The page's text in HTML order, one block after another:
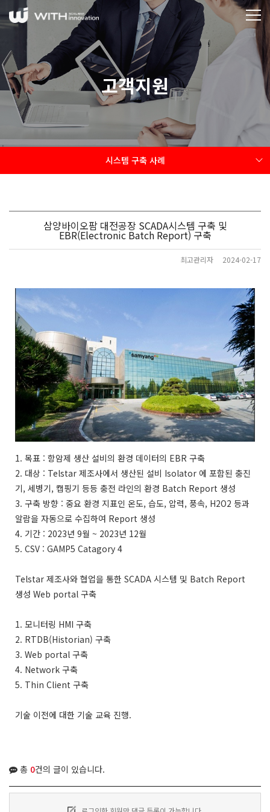
고객지원
시스템 구축 사례
삼양바이오팜 대전공장 SCADA시스템 구축 및
EBR(Electronic Batch Report) 구축
최고관리자 2024-02-17
1. 목표 : 항암제 생산 설비의 환경 데이터의 EBR 구축
2. 대상 : Telstar 제조사에서 생산된 설비 Isolator 에 포함된 충진
기, 세병기, 캡핑기 등등 충전 라인의 환경 Batch Report 생성
3. 구축 방향 : 중요 환경 지표인 온도, 습도, 압력, 풍속, H2O2 등과
알람을 자동으로 수집하여 Report 생성
4. 기간 : 2023년 9월 ~ 2023년 12월
5. CSV : GAMP5 Catagory 4
Telstar 제조사와 협업을 통한 SCADA 시스템 및 Batch Report
생성 Web portal 구축
1. 모니터링 HMI 구축
2. RTDB(Historian) 구축
3. Web portal 구축
4. Network 구축
5. Thin Client 구축
기술 이전에 대한 기술 교육 진행.
총 0건의 글이 있습니다.